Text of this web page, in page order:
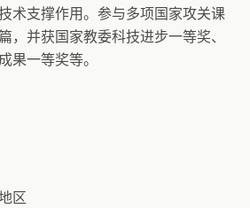
术支撑作用。参与多项国家攻关课
，并获国家教委科技进步一等奖、
果一等奖等。
区